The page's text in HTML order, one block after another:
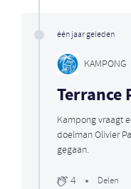
één jaar geleden
KAMPONG
Terrance
Kampong vraagt
doelman Olivier
gegaan.
4 Delen